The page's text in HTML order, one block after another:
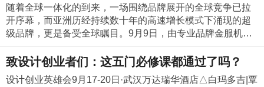
潮流！让智造，推动陶瓷产业升级。让质造，助力实现人们
对美好生活的向往。顺成接下来会推出什么样的产品?满足大
家居市场对美和整体空间效果的新追求？区别传统瓷砖在产
有卓越的突破？顺成将为大家一一揭晓，请拭目以待！
06851更多精彩现场现场嘉宾纷纷打造专属自己的“国潮好
物”国潮、文创取材于浓厚的传统元素，在时代潮流的调剂
下，跨界文创、国潮好物也应运而生。本次活动上，N°39与
用到瓷砖造型中，诠释传统文化的跨界与创新；更有旗袍
秀、京剧脸谱DIY、油纸伞扇子涂鸦、花样剪纸折纸……多种
终端培训等维度对总部下一阶段提出的工作建设性意见全部
被卡米亚一一记录在案，并立马着手解决问题，迎来了经销
商的一致好评。正如卡米亚总经理李丹锋在致辞中所说
的：“卡米亚经销商需要保持恒久的学习与开拓创新的精神，
要不忘初心，继续前行。此次研讨会我们要直面问题，谈公
司、谈自己、谈对手、谈行业，感悟和反省经营中遇到的问
瓷集团总裁梁德云致辞，梁总表示“热烈祝贺了芳芳建材30周
年庆典的成功举办，三十年来所取得的成绩十分难得，芳芳
建材坚守品质、诚信经营、科技创新、严谨的匠心态度和企
瓷集团总裁梁德云致辞诸位大咖致辞后进行的聘请环节上，
俞元芳女士聘请了潘霞平女士为芳芳建材金鑫大厦营销中心
营销总经理，愿与其一起为芳芳建材事业长期发展共同努
主席/新中源陶瓷营销总经理陈勤显先生致辞“设计，能点亮生
活与艺术的灵魂。年轻一代消费者的审美会逐渐向艺术倾
斜，设计和艺术在未来会成为第三条产业链，民间艺术将是
一个无限的宝藏。我们希望‘设计星’的设计力量，能为民间艺
术焕发新生机贡献一份力量。”陈勤显先生说。而谈到对本次
创意源之旅的期望，陈勤显先生表示，“通过‘日本创意源之
https://v.qq.com/x/page/e0929ujfj9i.html大角鹿全国超耐磨万
人PK大赛第366场苍南站大角鹿一炮而红经销商感谢总部帮
扶大角鹿超耐磨形象深入人心，活动现场引发抢购热潮值得
一提的是，这是浙江苍南首次举办家博会，由于缺乏这方面
的经验，大角鹿超耐磨大理石瓷砖苍南店总经理陈美应起初
心里没底担心做不好，直到总部帮扶团队从策划到执行手把
手教她并取得骄人成绩在当地一炮而红后，陈总激动地表示
潮涌动、热闹非凡，业主们高涨的热情也正式拉开了本次团
购活动的序幕。欧福莱总部的工作人员早早地在门口欢迎，
用热情的服务感染着每一位前来参加这次活动的业主朋友
接待服务，让远道而来的业主们沉浸在欢乐的购物气氛中，
阵阵的尖叫声和欢呼声不停在总部展厅里回响，热闹非凡！
随着全球一体化的到来，一场围绕品牌展开的全球竞争已拉
开序幕，而亚洲历经持续数十年的高速增长模式下涌现的超
级品牌，更是备受全球瞩目。9月9日，由专业品牌金服机构
Asiabrand发起，并联合品牌联盟、亚洲经济发展协会、一带
一路总商会、《环球时报》社、印度工业协会、东盟-工商总
致设计创业者们：这五门必修课都通过了吗？
设计创业英雄会9月17-20日·武汉万达瑞华酒店△白玛多吉|覃